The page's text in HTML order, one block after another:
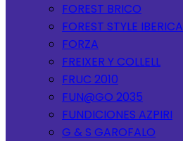
FOREST BRICO
FOREST STYLE IBERICA
FORZA
FREIXER Y COLLELL
FRUC 2010
FUN@GO 2035
FUNDICIONES AZPIRI
G & S GAROFALO